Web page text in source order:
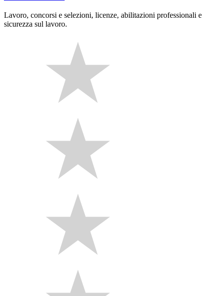
Lavoro, concorsi e selezioni, licenze, abilitazioni professionali e
sicurezza sul lavoro.